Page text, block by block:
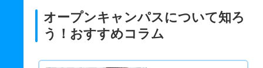
オープンキャンパスについて知ろ
う！おすすめコラム